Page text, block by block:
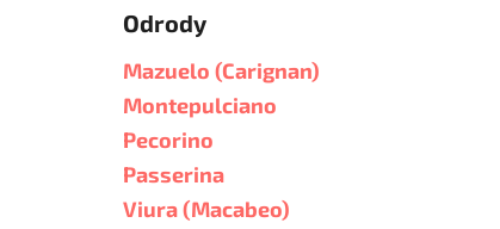
Odrody
Mazuelo (Carignan)
Montepulciano
Pecorino
Passerina
Viura (Macabeo)